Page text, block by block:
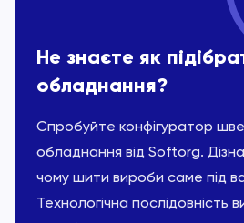
Не знаєте як
обладнання?
Спробуйте конфігуратор
обладнання від Softorg.
чому шити вироби саме під
Технологічна послідовність